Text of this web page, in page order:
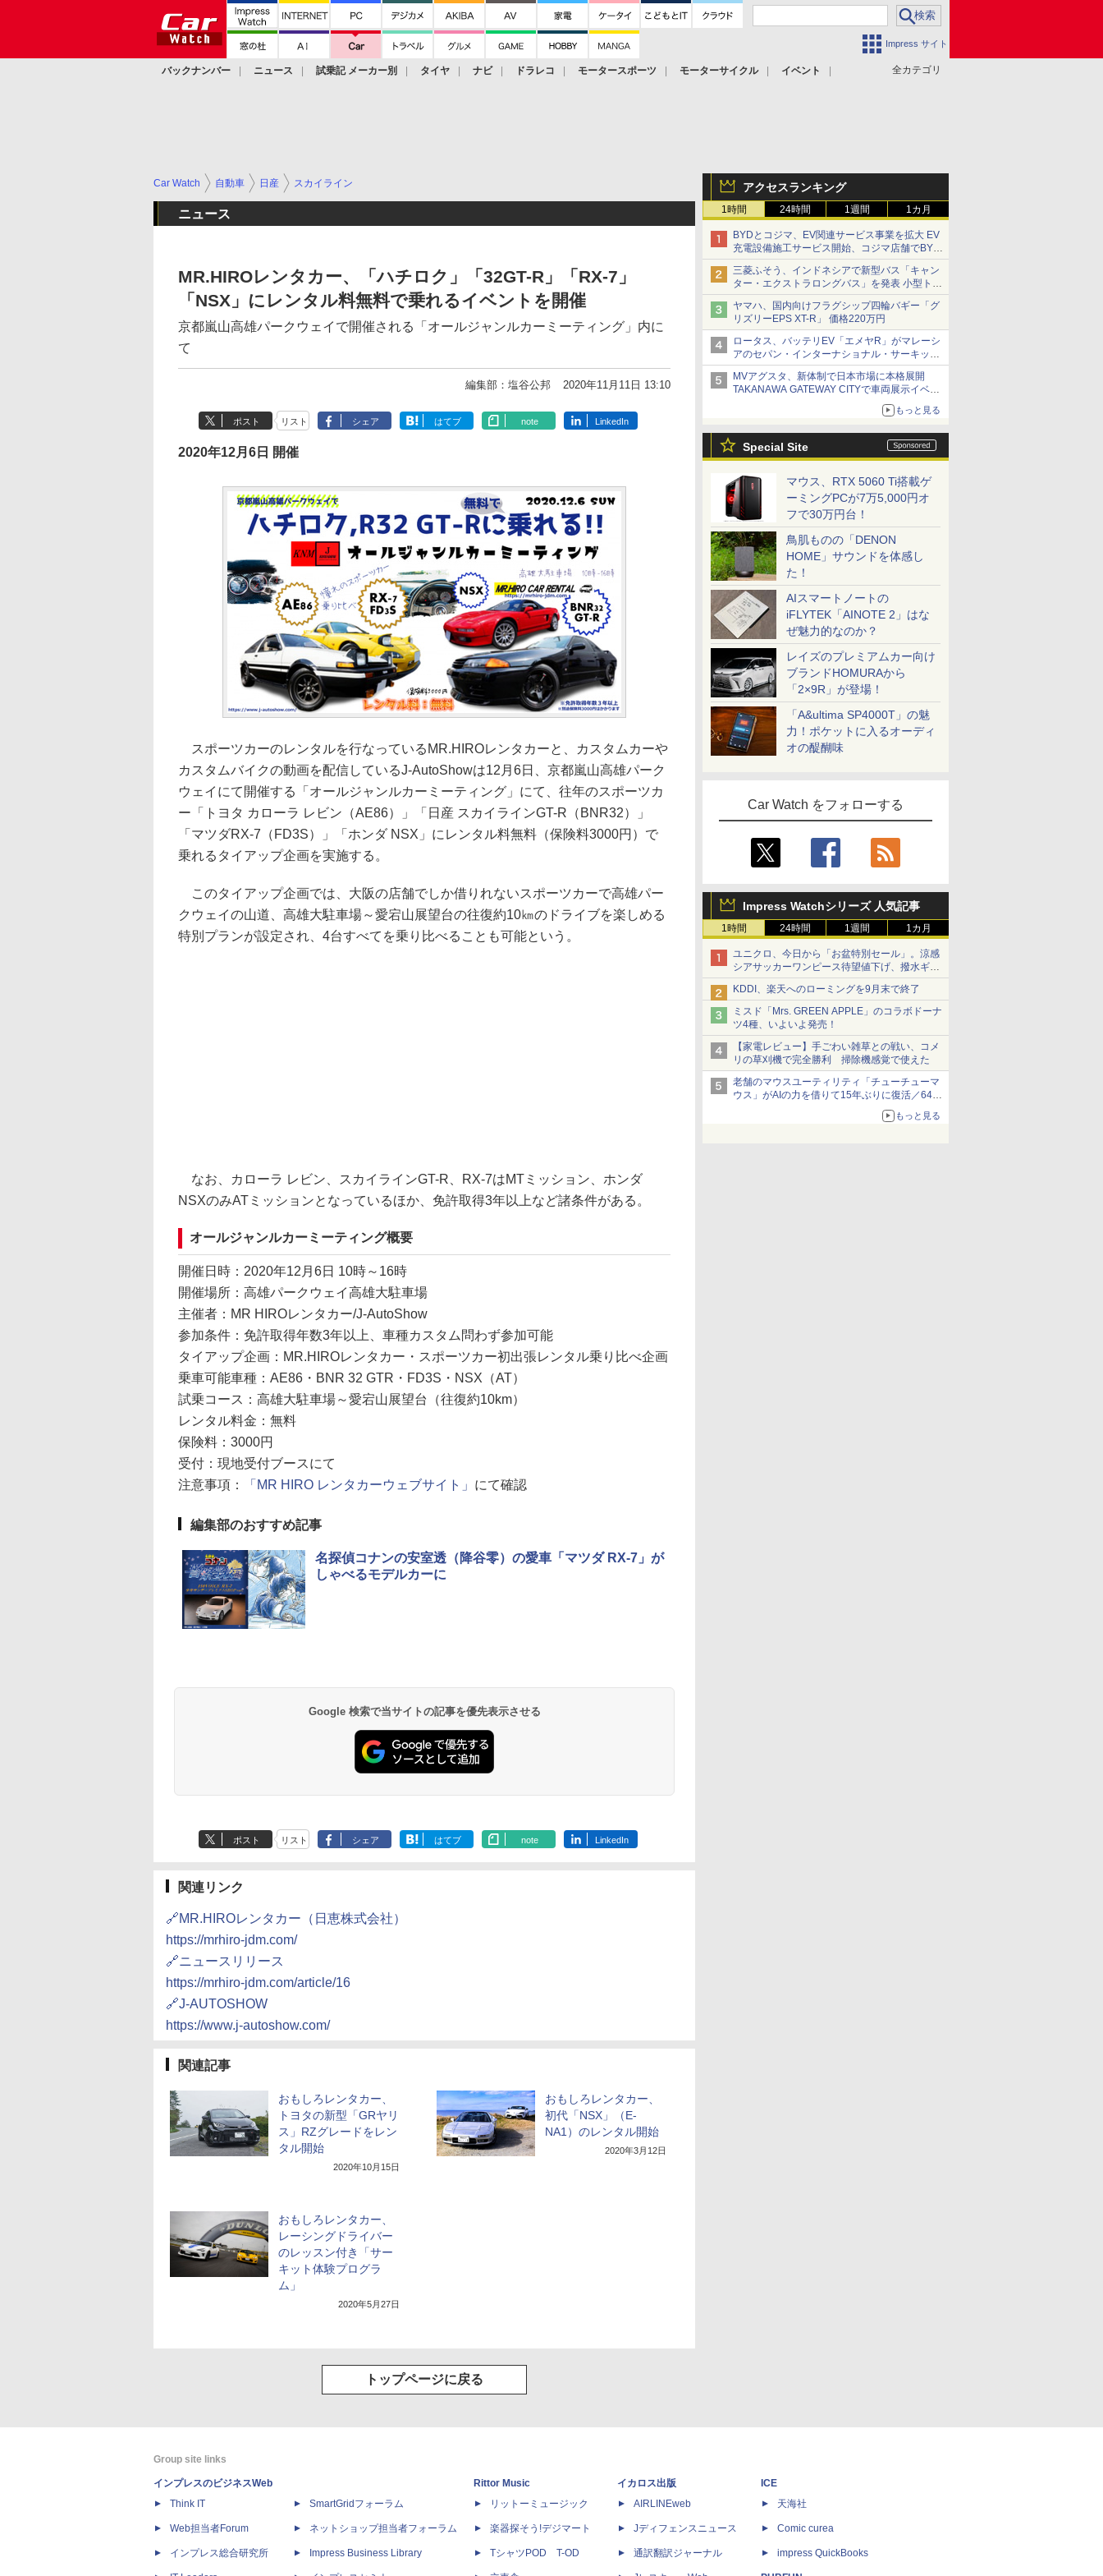
Impress サイト
全カテゴリ
バックナンバー ニュース 試乗記 メーカー別 タイヤ ナビ ドラレコ モータースポーツ モーターサイクル
イベント
アクセスランキング
1時間 24時間 1週間 1カ月
BYDとコジマ、EV関連サービス事業を拡大 EV
充電設備施工サービス開始、コジマ店舗でBYD
車の展示・試乗イベントを強化
三菱ふそう、インドネシアで新型バス「キャン
ター・エクストラロングバス」を発表 小型トラ
ックベースの観光・旅客輸送向けバス
ヤマハ、国内向けフラグシップ四輪バギー「グ
リズリーEPS XT-R」 価格220万円
ロータス、バッテリEV「エメヤR」がマレーシ
アのセパン・インターナショナル・サーキット
のBEV最速タイムを樹立
MVアグスタ、新体制で日本市場に本格展開
TAKANAWA GATEWAY CITYで車両展示イベン
もっと見る
Special Site
マウス、RTX 5060 Ti搭載ゲ
ーミングPCが7万5,000円オ
フで30万円台！
鳥肌ものの「DENON
HOME」サウンドを体感し
た！
AIスマートノートの
iFLYTEK「AINOTE 2」はな
ぜ魅力的なのか？
レイズのプレミアムカー向け
ブランドHOMURAから
「2×9R」が登場！
「A&ultima SP4000T」の魅
力！ポケットに入るオーディ
オの醍醐味
Car Watch をフォローする
Impress Watchシリーズ 人気記事
1時間 24時間 1週間 1カ月
ユニクロ、今日から「お盆特別セール」。涼感
シアサッカーワンピース待望値下げ、撥水ギア
ショーツは1990円に
KDDI、楽天へのローミングを9月末で終了
ミスド「Mrs. GREEN APPLE」のコラボドーナ
ツ4種、いよいよ発売！
【家電レビュー】手ごわい雑草との戦い、コメ
リの草刈機で完全勝利 掃除機感覚で使えた
老舗のマウスユーティリティ「チューチューマ
ウス」がAIの力を借りて15年ぶりに復活／64bit
化、Windows 10/11、「Chrome」も走り回
る。復活記念で2026年末まで500円
もっと見る
Car Watch 自動車 日産 スカイライン
ニュース
MR.HIROレンタカー、「ハチロク」「32GT-R」「RX-7」
「NSX」にレンタル料無料で乗れるイベントを開催
京都嵐山高雄パークウェイで開催される「オールジャンルカーミーティング」内に
て
編集部：塩谷公邦 2020年11月11日 13:10
ポスト リスト シェア はてブ note LinkedIn
2020年12月6日 開催
スポーツカーのレンタルを行なっているMR.HIROレンタカーと、カスタムカーや
カスタムバイクの動画を配信しているJ-AutoShowは12月6日、京都嵐山高雄パーク
ウェイにて開催する「オールジャンルカーミーティング」にて、往年のスポーツカ
ー「トヨタ カローラ レビン（AE86）」「日産 スカイラインGT-R（BNR32）」
「マツダRX-7（FD3S）」「ホンダ NSX」にレンタル料無料（保険料3000円）で
乗れるタイアップ企画を実施する。
このタイアップ企画では、大阪の店舗でしか借りれないスポーツカーで高雄パー
クウェイの山道、高雄大駐車場～愛宕山展望台の往復約10㎞のドライブを楽しめる
特別プランが設定され、4台すべてを乗り比べることも可能という。
なお、カローラ レビン、スカイラインGT-R、RX-7はMTミッション、ホンダ
NSXのみATミッションとなっているほか、免許取得3年以上など諸条件がある。
オールジャンルカーミーティング概要
開催日時：2020年12月6日 10時～16時
開催場所：高雄パークウェイ高雄大駐車場
主催者：MR HIROレンタカー/J-AutoShow
参加条件：免許取得年数3年以上、車種カスタム問わず参加可能
タイアップ企画：MR.HIROレンタカー・スポーツカー初出張レンタル乗り比べ企画
乗車可能車種：AE86・BNR 32 GTR・FD3S・NSX（AT）
試乗コース：高雄大駐車場～愛宕山展望台（往復約10km）
レンタル料金：無料
保険料：3000円
受付：現地受付ブースにて
注意事項：
「MR HIRO レンタカーウェブサイト」 にて確認
編集部のおすすめ記事
名探偵コナンの安室透（降谷零）の愛車「マツダ RX-7」が
しゃべるモデルカーに
Google 検索で当サイトの記事を優先表示させる
ポスト リスト シェア はてブ note LinkedIn
関連リンク
🔗MR.HIROレンタカー（日恵株式会社）
https://mrhiro-jdm.com/
🔗ニュースリリース
https://mrhiro-jdm.com/article/16
🔗J-AUTOSHOW
https://www.j-autoshow.com/
関連記事
おもしろレンタカー、
トヨタの新型「GRヤリ
ス」RZグレードをレン
タル開始
2020年10月15日
おもしろレンタカー、
初代「NSX」（E-
NA1）のレンタル開始
2020年3月12日
おもしろレンタカー、
レーシングドライバー
のレッスン付き「サー
キット体験プログラ
ム」
2020年5月27日
トップページに戻る
Group site links
インプレスのビジネスWeb
Think IT
Web担当者Forum
インプレス総合研究所
SmartGridフォーラム
ネットショップ担当者フォーラム
Impress Business Library
Rittor Music
リットーミュージック
楽器探そう!デジマート
TシャツPOD T-OD
イカロス出版
AIRLINEweb
Jディフェンスニュース
通訳翻訳ジャーナル
ICE
天海社
Comic curea
impress QuickBooks